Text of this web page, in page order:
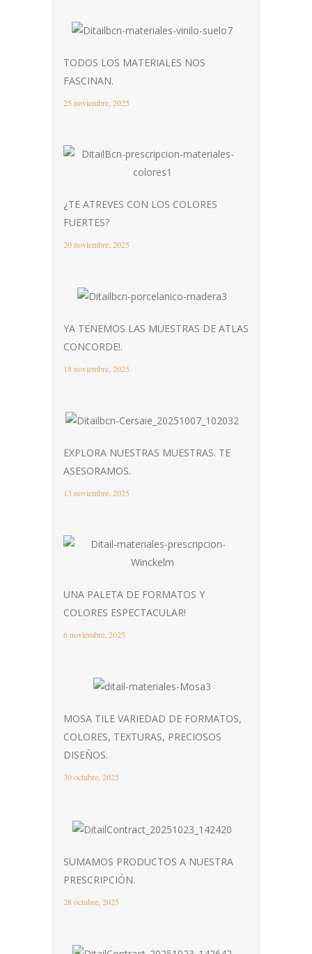
TODOS LOS MATERIALES NOS
FASCINAN.
25 noviembre, 2025
¿TE ATREVES CON LOS COLORES
FUERTES?
20 noviembre, 2025
YA TENEMOS LAS MUESTRAS DE ATLAS
CONCORDE!.
18 noviembre, 2025
EXPLORA NUESTRAS MUESTRAS. TE
ASESORAMOS.
13 noviembre, 2025
UNA PALETA DE FORMATOS Y
COLORES ESPECTACULAR!
6 noviembre, 2025
MOSA TILE VARIEDAD DE FORMATOS,
COLORES, TEXTURAS, PRECIOSOS
DISEÑOS.
30 octubre, 2025
SUMAMOS PRODUCTOS A NUESTRA
PRESCRIPCIÓN.
28 octubre, 2025